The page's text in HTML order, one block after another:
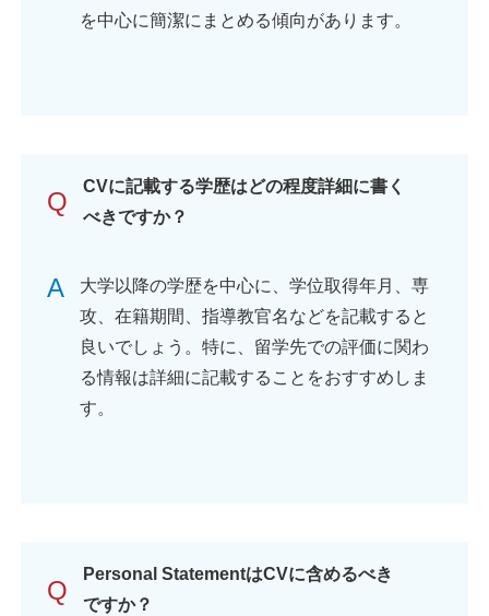
を中心に簡潔にまとめる傾向があります。
Q
CVに記載する学歴はどの程度詳細に書く
べきですか？
A
大学以降の学歴を中心に、学位取得年月、専
攻、在籍期間、指導教官名などを記載すると
良いでしょう。特に、留学先での評価に関わ
る情報は詳細に記載することをおすすめしま
す。
Q
Personal StatementはCVに含めるべき
ですか？